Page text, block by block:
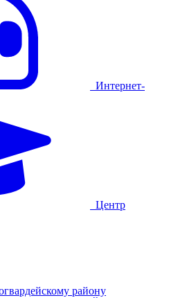
Интернет-
Центр
району